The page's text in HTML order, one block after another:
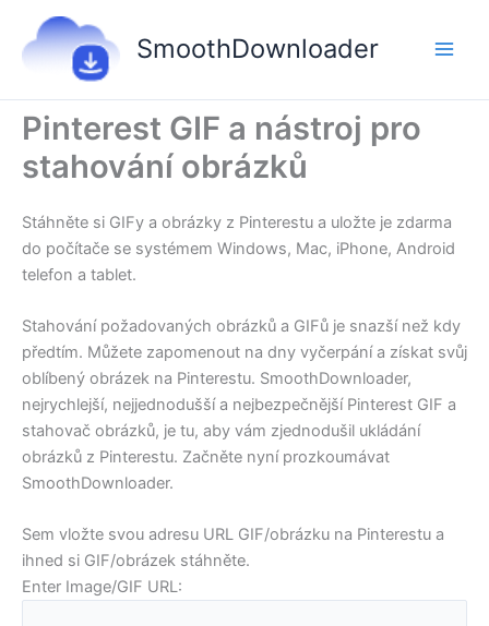
Přeskočit
obsah
SmoothDownloader
Pinterest GIF a nástroj pro
stahování obrázků
Stáhněte si GIFy a obrázky z Pinterestu a uložte je zdarma
do počítače se systémem Windows, Mac, iPhone, Android
telefon a tablet.
Stahování požadovaných obrázků a GIFů je snazší než kdy
předtím. Můžete zapomenout na dny vyčerpání a získat svůj
oblíbený obrázek na Pinterestu. SmoothDownloader,
nejrychlejší, nejjednodušší a nejbezpečnější Pinterest GIF a
stahovač obrázků, je tu, aby vám zjednodušil ukládání
obrázků z Pinterestu. Začněte nyní prozkoumávat
SmoothDownloader.
Sem vložte svou adresu URL GIF/obrázku na Pinterestu a
ihned si GIF/obrázek stáhněte.
Enter Image/GIF URL: